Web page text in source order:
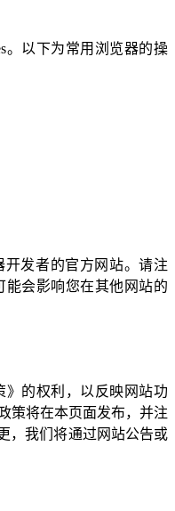
。以下为常用浏览器的操
发者的官方网站。请注
能会影响您在其他网站的
》的权利，以反映网站功
策将在本页面发布，并注
，我们将通过网站公告或